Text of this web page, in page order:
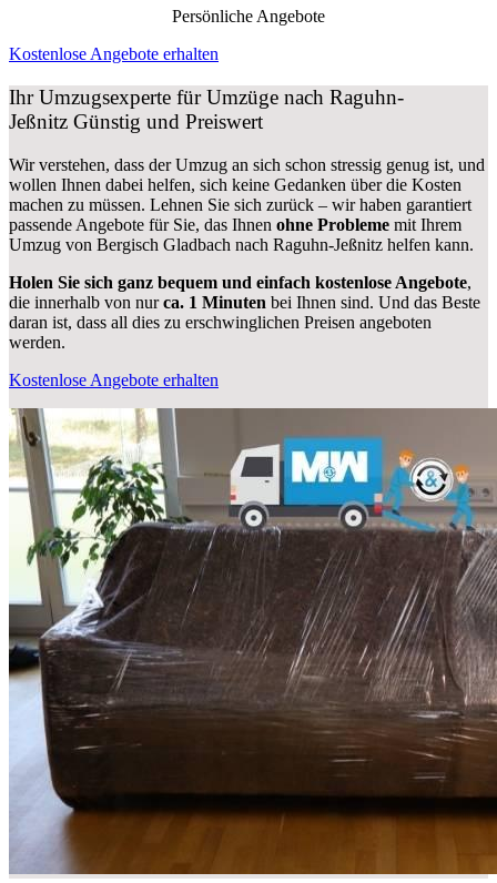
Persönliche Angebote
Kostenlose Angebote erhalten
Ihr Umzugsexperte für Umzüge nach Raguhn-
Jeßnitz Günstig und Preiswert
Wir verstehen, dass der Umzug an sich schon stressig genug ist, und
wollen Ihnen dabei helfen, sich keine Gedanken über die Kosten
machen zu müssen. Lehnen Sie sich zurück – wir haben garantiert
passende Angebote für Sie, das Ihnen ohne Probleme mit Ihrem
Umzug von Bergisch Gladbach nach Raguhn-Jeßnitz helfen kann.
Holen Sie sich ganz bequem und einfach kostenlose Angebote,
die innerhalb von nurca. 1 Minuten bei Ihnen sind. Und das Beste
daran ist, dass all dies zu erschwinglichen Preisen angeboten
werden.
Kostenlose Angebote erhalten